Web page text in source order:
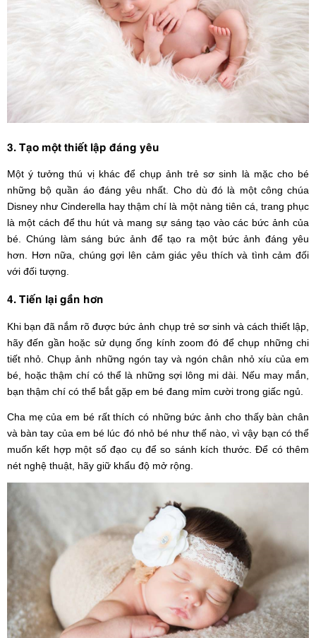
3. Tạo một thiết lập đáng yêu
Một ý tưởng thú vị khác để chụp ảnh trẻ sơ sinh là mặc cho bé
những bộ quần áo đáng yêu nhất. Cho dù đó là một công chúa
Disney như Cinderella hay thậm chí là một nàng tiên cá, trang phục
là một cách để thu hút và mang sự sáng tạo vào các bức ảnh của
bé. Chúng làm sáng bức ảnh để tạo ra một bức ảnh đáng yêu
hơn. Hơn nữa, chúng gợi lên cảm giác yêu thích và tình cảm đối
với đối tượng.
4. Tiến lại gần hơn
Khi bạn đã nắm rõ được bức ảnh chụp trẻ sơ sinh và cách thiết lập,
hãy đến gần hoặc sử dụng ống kính zoom đó để chụp những chi
tiết nhỏ. Chụp ảnh những ngón tay và ngón chân nhỏ xíu của em
bé, hoặc thậm chí có thể là những sợi lông mi dài. Nếu may mắn,
bạn thậm chí có thể bắt gặp em bé đang mỉm cười trong giấc ngủ.
Cha mẹ của em bé rất thích có những bức ảnh cho thấy bàn chân
và bàn tay của em bé lúc đó nhỏ bé như thế nào, vì vậy bạn có thể
muốn kết hợp một số đạo cụ để so sánh kích thước. Để có thêm
nét nghệ thuật, hãy giữ khẩu độ mở rộng.